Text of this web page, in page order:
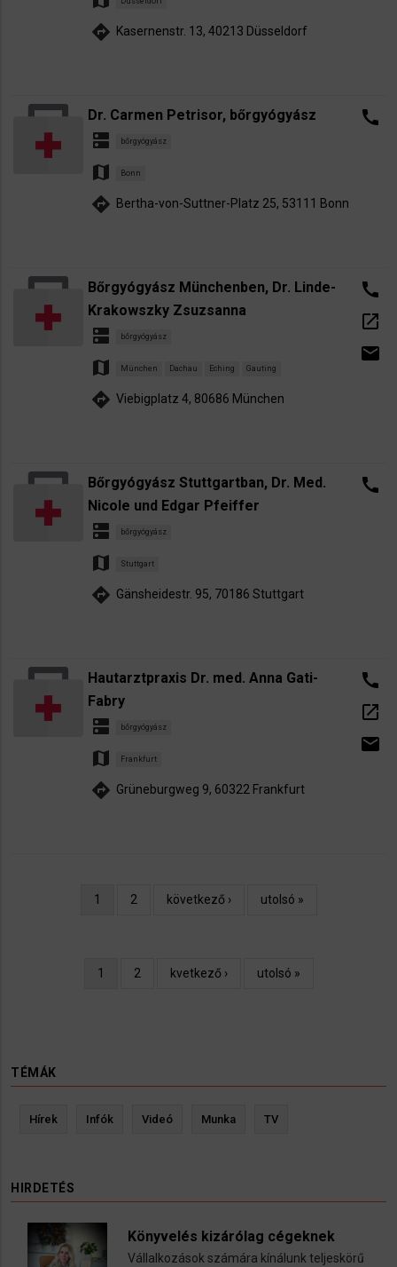
directions Kasernenstr. 13, 40213 Düsseldorf
Dr. Carmen Petrisor, bőrgyógyász
dns bőrgyógyász
map Bonn
directions Bertha-von-Suttner-Platz 25, 53111 Bonn
call
Bőrgyógyász Münchenben, Dr. Linde-
Krakowszky Zsuzsanna
dns bőrgyógyász
map München Dachau Eching Gauting
directions Viebigplatz 4, 80686 München
call
open_in_new
email
Bőrgyógyász Stuttgartban, Dr. Med.
Nicole und Edgar Pfeiffer
dns bőrgyógyász
map Stuttgart
directions Gänsheidestr. 95, 70186 Stuttgart
call
Hautarztpraxis Dr. med. Anna Gati-
Fabry
dns bőrgyógyász
map Frankfurt
directions Grüneburgweg 9, 60322 Frankfurt
call
open_in_new
email
OldalszámozásJelenlegi
1 Oldal
2
Következő
következő ›
Utolsó
utolsó »
OldalszámozásJelenlegi
1 Oldal
2
Következő
kvetkező ›
Utolsó
utolsó »
TÉMÁK
Hírek Infók Videó Munka TV
HIRDETÉS
Könyvelés kizárólag cégeknek
Vállalkozások számára kínálunk teljeskörű